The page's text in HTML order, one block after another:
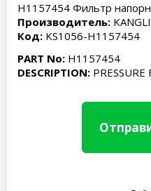
H1157454 Фильтр
Производитель:
Код: KS1056-H1157454
PART No: H1157454
DESCRIPTION: PRESSURE